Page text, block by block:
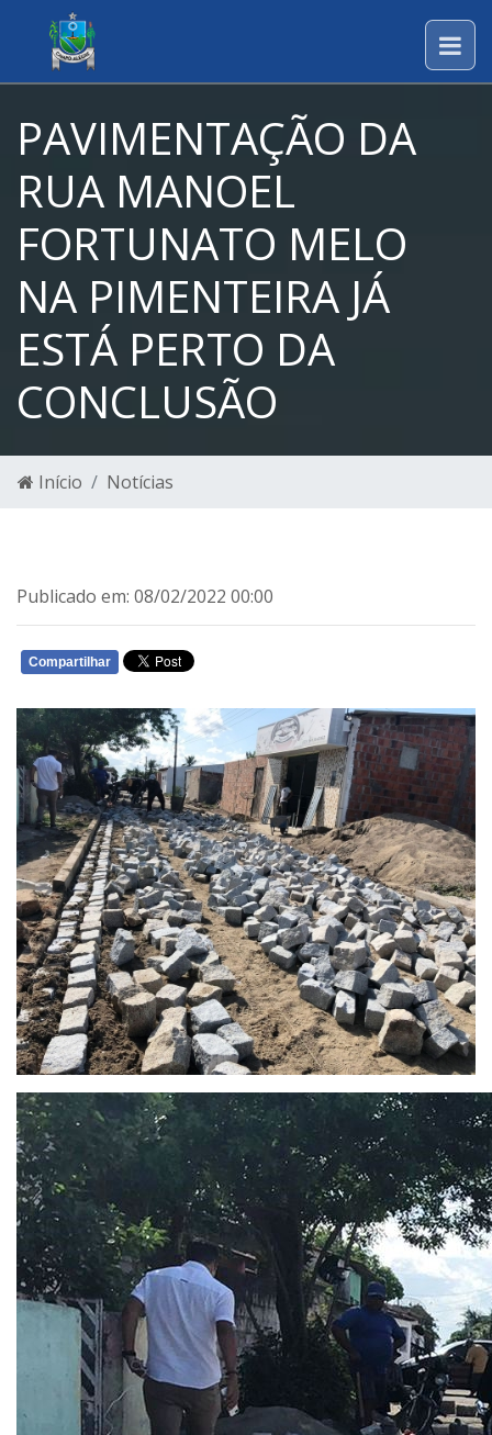
PAVIMENTAÇÃO DA
RUA MANOEL
FORTUNATO MELO
NA PIMENTEIRA JÁ
ESTÁ PERTO DA
CONCLUSÃO
Início Notícias
Publicado em: 08/02/2022 00:00
Compartilhar